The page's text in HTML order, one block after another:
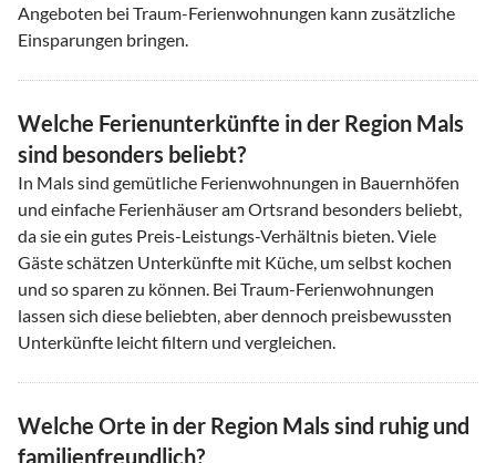
Angeboten bei Traum-Ferienwohnungen kann zusätzliche
Einsparungen bringen.
Welche Ferienunterkünfte in der Region Mals
sind besonders beliebt?
In Mals sind gemütliche Ferienwohnungen in Bauernhöfen
und einfache Ferienhäuser am Ortsrand besonders beliebt,
da sie ein gutes Preis-Leistungs-Verhältnis bieten. Viele
Gäste schätzen Unterkünfte mit Küche, um selbst kochen
und so sparen zu können. Bei Traum-Ferienwohnungen
lassen sich diese beliebten, aber dennoch preisbewussten
Unterkünfte leicht filtern und vergleichen.
Welche Orte in der Region Mals sind ruhig und
familienfreundlich?